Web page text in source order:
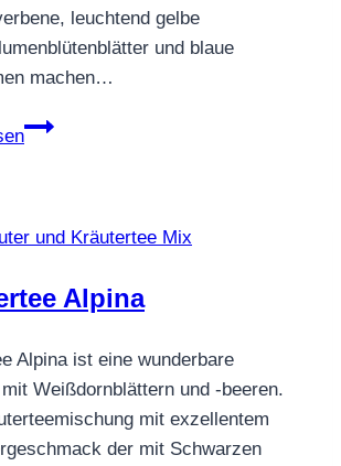
leuchtend gelbe
und blaue
machen…
KRÄUTERTEE
und Kräutertee Mix
Alpina
Alpina ist eine wunderbare
Weißdornblättern und -beeren.
mit exzellentem
der mit Schwarzen